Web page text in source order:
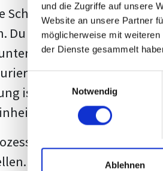
und die Zugriffe auf unsere
Website an unsere Partner
möglicherweise mit
der Dienste gesammelt
Notwendig
Ablehnen
Schulung wurde mit Blick
Du wirst nicht nur
Zuhilfenahme von
ist ebenso
ist so konzipiert, dass
zu bieten.
des
Jedoch, ausgestattet